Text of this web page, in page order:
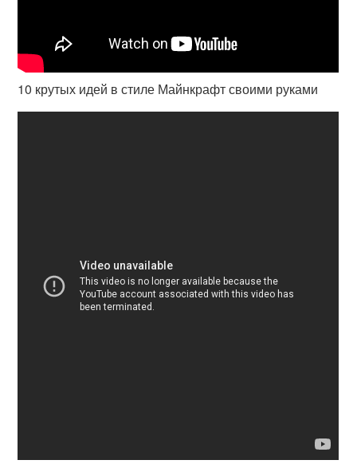
10 крутых идей в стиле Майнкрафт своими руками